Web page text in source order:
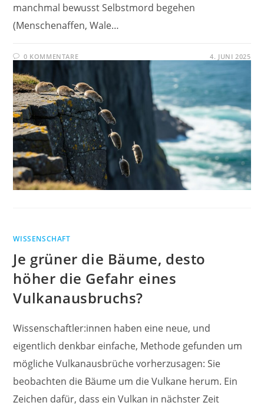
manchmal bewusst Selbstmord begehen
(Menschenaffen, Wale…
0 KOMMENTARE 4. JUNI 2025
WISSENSCHAFT
Je grüner die Bäume, desto
höher die Gefahr eines
Vulkanausbruchs?
Wissenschaftler:innen haben eine neue, und
eigentlich denkbar einfache, Methode gefunden um
mögliche Vulkanausbrüche vorherzusagen: Sie
beobachten die Bäume um die Vulkane herum. Ein
Zeichen dafür, dass ein Vulkan in nächster Zeit